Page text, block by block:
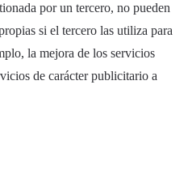
por un tercero, no pueden
si el tercero las utiliza para
la mejora de los servicios
de carácter publicitario a